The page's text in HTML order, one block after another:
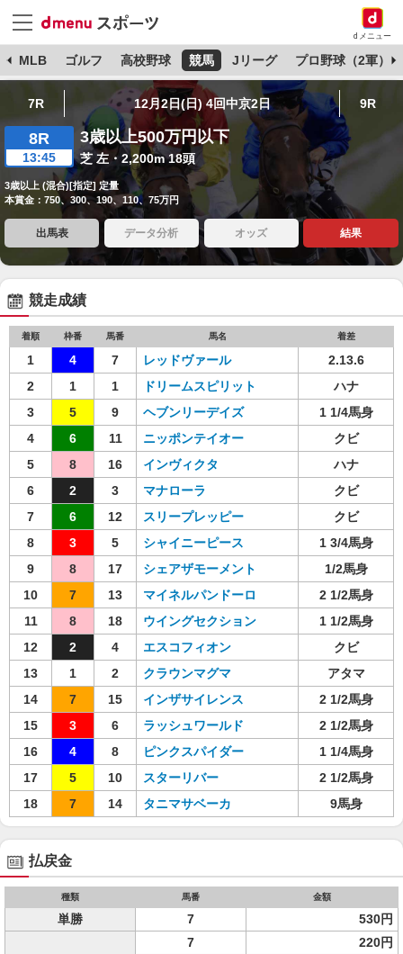
dメニュー
MLB ゴルフ 高校野球 競馬 Jリーグ プロ野球（2軍）
7R 12月2日(日) 4回中京2日 9R
8R
13:45
3歳以上500万円以下
芝 左・2,200m 18頭
3歳以上 (混合)[指定] 定量
本賞金：750、300、190、110、75万円
出馬表 データ分析 オッズ 結果
競走成績
着順 枠番 馬番 馬名 着差
1 4 7 レッドヴァール
2.13.6
2
1 1 ドリームスピリット
ハナ
3
5 9 ヘブンリーデイズ
1 1/4馬身
4
6 11 ニッポンテイオー
クビ
5
8 16 インヴィクタ
ハナ
6
2 3 マナローラ
クビ
7
6 12 スリープレッピー
クビ
8
3 5 シャイニーピース
1 3/4馬身
9
8 17 シェアザモーメント
1/2馬身
10
7 13 マイネルパンドーロ
2 1/2馬身
11
8 18 ウイングセクション
1 1/2馬身
12
2 4 エスコフィオン
クビ
13
1 2 クラウンマグマ
アタマ
14
7 15 インザサイレンス
2 1/2馬身
15
3 6 ラッシュワールド
2 1/2馬身
16
4 8 ピンクスパイダー
1 1/4馬身
17
5 10 スターリバー
2 1/2馬身
18
7 14 タニマサベーカ 9馬身
払戻金
種類 馬番 金額
単勝 7 530円
7
220円